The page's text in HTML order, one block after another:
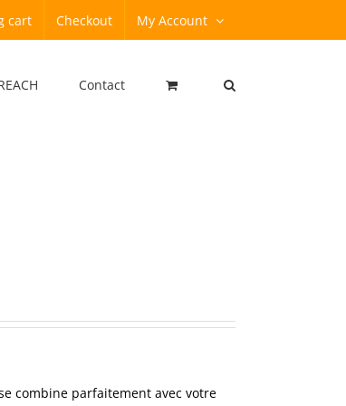
cart Checkout My Account
Contact
combine parfaitement avec votre